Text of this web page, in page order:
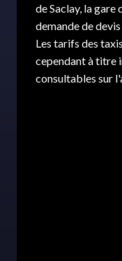
de Saclay, la gare
demande de
Les tarifs des
cependant à titre
consultables sur